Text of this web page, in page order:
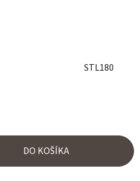
STL180
DO KOŠÍKA